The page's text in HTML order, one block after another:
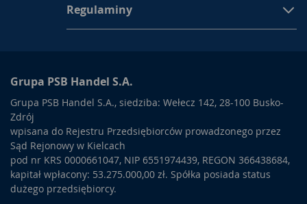
Regulaminy
Grupa PSB Handel S.A.
Grupa PSB Handel S.A., siedziba: Wełecz 142, 28-100 Busko-
Zdrój
wpisana do Rejestru Przedsiębiorców prowadzonego przez
Sąd Rejonowy w Kielcach
pod nr KRS 0000661047, NIP 6551974439, REGON 366438684,
kapitał wpłacony: 53.275.000,00 zł. Spółka posiada status
dużego przedsiębiorcy.